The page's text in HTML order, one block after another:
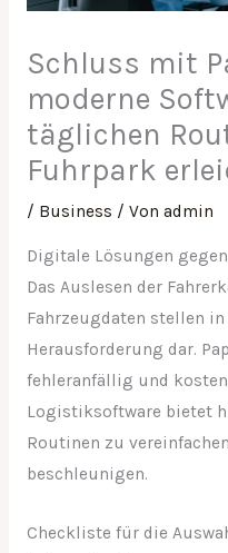
Schluss mit
moderne
täglichen
Fuhrpark
/ Business / Von admin
Digitale Lösungen
Das Auslesen der
Fahrzeugdaten stellen
Herausforderung dar.
fehleranfällig und
Logistiksoftware bietet
Routinen zu
beschleunigen.
Checkliste für die